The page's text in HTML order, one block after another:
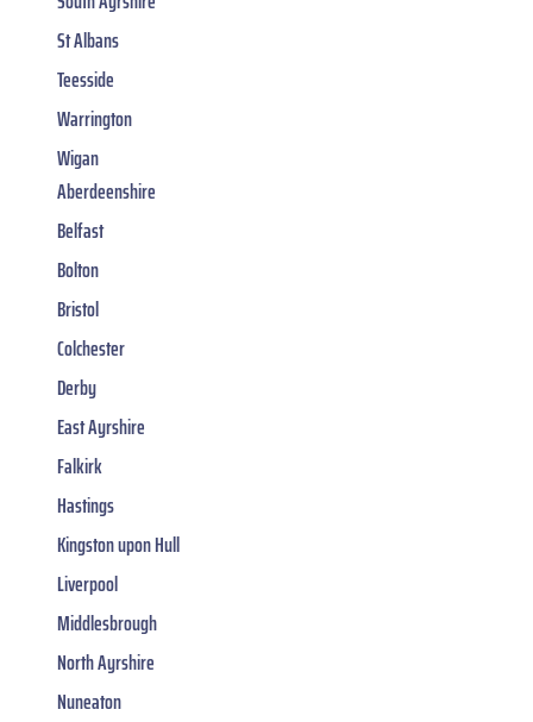
St Albans
Teesside
Warrington
Wigan
Aberdeenshire
Belfast
Bolton
Bristol
Colchester
Derby
East Ayrshire
Falkirk
Hastings
Kingston upon Hull
Liverpool
Middlesbrough
North Ayrshire
Nuneaton